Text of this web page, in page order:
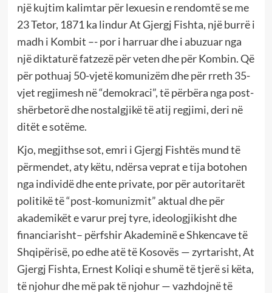
një kujtim kalimtar për lexuesin e rendomtë se me
23 Tetor, 1871 ka lindur At Gjergj Fishta, një burrë i
madh i Kombit –- por i harruar dhe i abuzuar nga
një diktaturë fatzezë për veten dhe për Kombin. Që
për pothuaj 50-vjetë komunizëm dhe për rreth 35-
vjet regjimesh në “demokraci”, të përbëra nga post-
shërbetorë dhe nostalgjikë të atij regjimi, deri në
ditët e sotëme.
Kjo, megjithse sot, emri i Gjergj Fishtës mund të
përmendet, aty këtu, ndërsa veprat e tija botohen
nga individë dhe ente private, por për autoritarët
politikë të “post-komunizmit” aktual dhe për
akademikët e varur prej tyre, ideologjikisht dhe
financiarisht– përfshir Akademinë e Shkencave të
Shqipërisë, po edhe atë të Kosovës — zyrtarisht, At
Gjergj Fishta, Ernest Koliqi e shumë të tjerë si këta,
të njohur dhe më pak të njohur — vazhdojnë të